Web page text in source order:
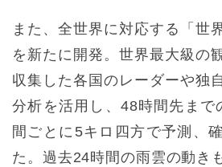
また、全世界に対応する「世
を新たに開発。世界最大級の
収集した各国のレーダーや独
分析を活用し、48時間先まで
間ごとに5キロ四方で予測、
た。過去24時間の雨雲の動き